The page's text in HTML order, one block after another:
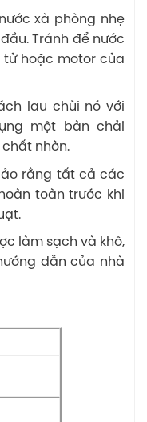
xà phòng nhẹ
Tránh để nước
hoặc motor của
lau chùi nó với
một bàn chải
nhờn.
rằng tất cả các
toàn trước khi
làm sạch và khô,
dẫn của nhà